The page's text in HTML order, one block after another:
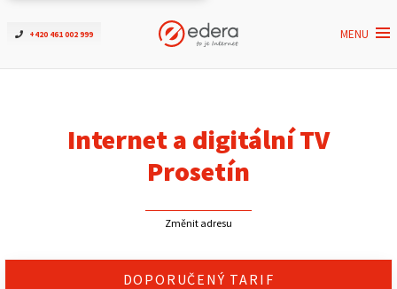
+420 461 002 999 MENU
Ověřit dostupnost
ČEZNET TV
Pro firmy
Internet a digitální TV
Prosetín
Změnit adresu
DOPORUČENÝ TARIF